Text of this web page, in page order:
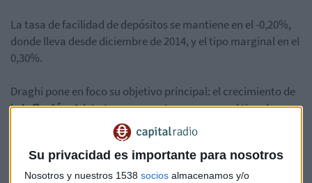
Su privacidad es importante para nosotros
Nosotros y nuestros 1538 socios almacenamos y/o
La tasa de facilidad de depósitos se mantiene en el -0,20%,
donde lleva desde diciembre de 2014, y el tipo marginal en el
0,30%.
Draghi pone en foco su objetivo principal: el crecimiento de
lainflación. Advierte que su meta es esa y no el tipo de
cambio. Las palabras del banquero central han impactado
inmediatamente en el euro-dolar, que cotiza por debajo del
1,12, y en las bolsas europeas, con subidas superiores al 1%.